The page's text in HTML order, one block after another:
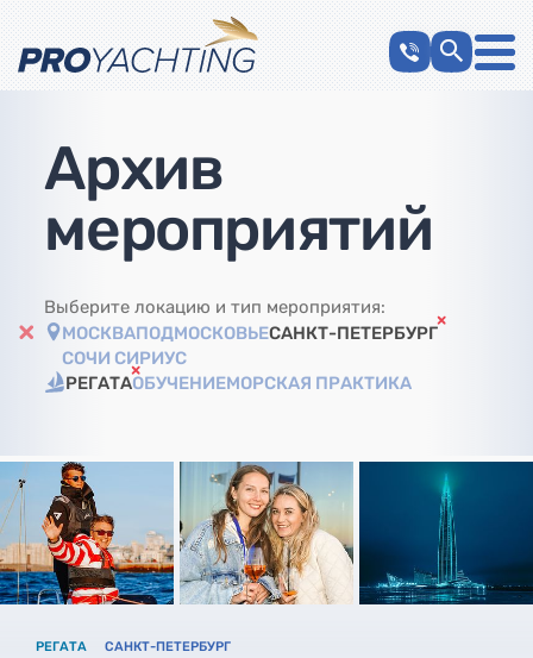
Архив
мероприятий
Выберите локацию и тип мероприятия:
МОСКВАПОДМОСКОВЬЕСАНКТ-ПЕТЕРБУРГ
СОЧИ СИРИУС
РЕГАТАОБУЧЕНИЕМОРСКАЯ ПРАКТИКА
РЕГАТА САНКТ-ПЕТЕРБУРГ